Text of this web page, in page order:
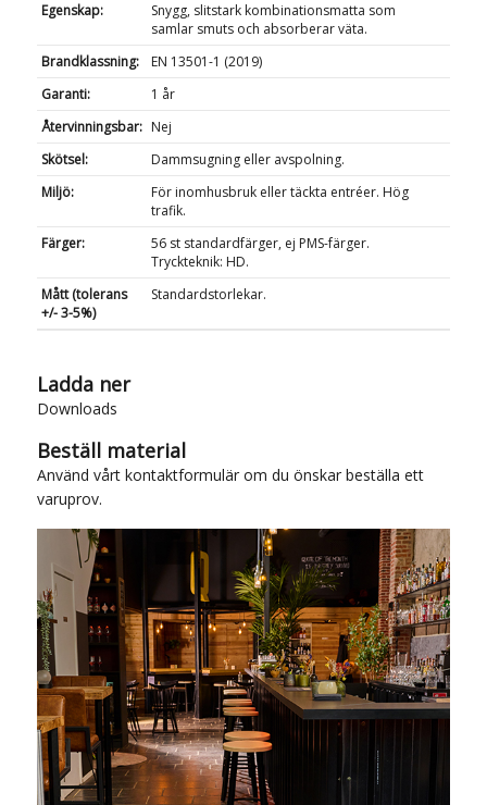
Egenskap:
Snygg, slitstark kombinationsmatta som
samlar smuts och absorberar väta.
Brandklassning:
EN 13501-1 (2019)
Garanti:
1 år
Återvinningsbar: Nej
Skötsel:
Dammsugning eller avspolning.
Miljö:
För inomhusbruk eller täckta entréer. Hög
trafik.
Färger:
56 st standardfärger, ej PMS-färger.
Tryckteknik: HD.
Mått (tolerans
+/- 3-5%)
Standardstorlekar.
Ladda ner
Downloads
Beställ material
Använd vårt kontaktformulärom du önskar beställa ett
varuprov.